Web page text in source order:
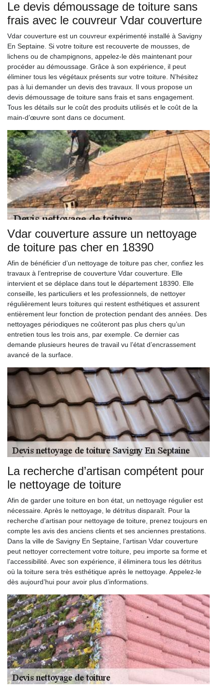
Le devis démoussage de toiture sans
frais avec le couvreur Vdar couverture
Vdar couverture est un couvreur expérimenté installé à Savigny
En Septaine. Si votre toiture est recouverte de mousses, de
lichens ou de champignons, appelez-le dès maintenant pour
procéder au démoussage. Grâce à son expérience, il peut
éliminer tous les végétaux présents sur votre toiture. N’hésitez
pas à lui demander un devis des travaux. Il vous propose un
devis démoussage de toiture sans frais et sans engagement.
Tous les détails sur le coût des produits utilisés et le coût de la
main-d’œuvre sont dans ce document.
Vdar couverture assure un nettoyage
de toiture pas cher en 18390
Afin de bénéficier d’un nettoyage de toiture pas cher, confiez les
travaux à l’entreprise de couverture Vdar couverture. Elle
intervient et se déplace dans tout le département 18390. Elle
conseille, les particuliers et les professionnels, de nettoyer
régulièrement leurs toitures qui restent esthétiques et assurent
entièrement leur fonction de protection pendant des années. Des
nettoyages périodiques ne coûteront pas plus chers qu’un
entretien tous les trois ans, par exemple. Ce dernier cas
demande plusieurs heures de travail vu l’état d’encrassement
avancé de la surface.
La recherche d’artisan compétent pour
le nettoyage de toiture
Afin de garder une toiture en bon état, un nettoyage régulier est
nécessaire. Après le nettoyage, le détritus disparaît. Pour la
recherche d’artisan pour nettoyage de toiture, prenez toujours en
compte les avis des anciens clients et ses anciennes prestations.
Dans la ville de Savigny En Septaine, l’artisan Vdar couverture
peut nettoyer correctement votre toiture, peu importe sa forme et
l’accessibilité. Avec son expérience, il éliminera tous les détritus
où la toiture sera très esthétique après le nettoyage. Appelez-le
dès aujourd’hui pour avoir plus d’informations.